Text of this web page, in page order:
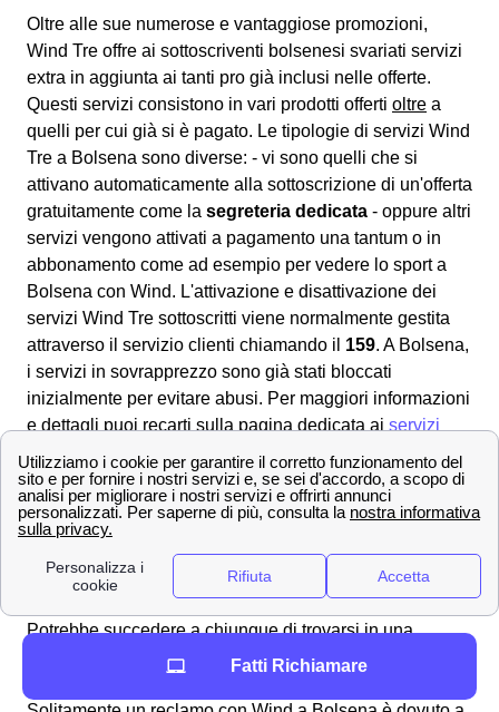
Oltre alle sue numerose e vantaggiose promozioni,
Wind Tre offre ai sottoscriventi bolsenesi svariati servizi
extra in aggiunta ai tanti pro già inclusi nelle offerte.
Questi servizi consistono in vari prodotti offerti oltre a
quelli per cui già si è pagato. Le tipologie di servizi Wind
Tre a Bolsena sono diverse: - vi sono quelli che si
attivano automaticamente alla sottoscrizione di un'offerta
gratuitamente come la segreteria dedicata - oppure altri
servizi vengono attivati a pagamento una tantum o in
abbonamento come ad esempio per vedere lo sport a
Bolsena con Wind. L'attivazione e disattivazione dei
servizi Wind Tre sottoscritti viene normalmente gestita
attraverso il servizio clienti chiamando il 159. A Bolsena,
i servizi in sovrapprezzo sono già stati bloccati
inizialmente per evitare abusi. Per maggiori informazioni
e dettagli puoi recarti sulla pagina dedicata ai servizi
aggiuntivi di Wind
per sapere tutto il necessario sui
servizi aggiuntivi extra a Bolsena.
Tutti i numeri Wind Tre per l'assistenza clienti a
Come effettuare un reclamo Wind Tre a Bolsena 📄
Potrebbe succedere a chiunque di trovarsi in una
situazione scomoda con un operatore e di dover fare un
Fatti Richiamare